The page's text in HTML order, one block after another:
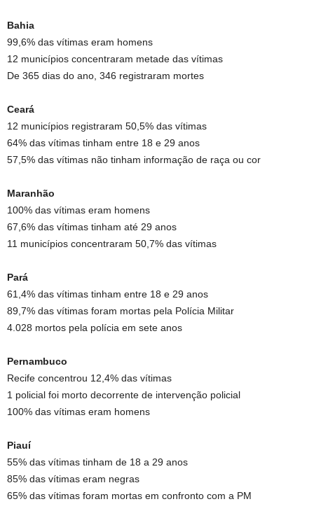
Bahia
99,6% das vítimas eram homens
12 municípios concentraram metade das vítimas
De 365 dias do ano, 346 registraram mortes
Ceará
12 municípios registraram 50,5% das vítimas
64% das vítimas tinham entre 18 e 29 anos
57,5% das vítimas não tinham informação de raça ou cor
Maranhão
100% das vítimas eram homens
67,6% das vítimas tinham até 29 anos
11 municípios concentraram 50,7% das vítimas
Pará
61,4% das vítimas tinham entre 18 e 29 anos
89,7% das vítimas foram mortas pela Polícia Militar
4.028 mortos pela polícia em sete anos
Pernambuco
Recife concentrou 12,4% das vítimas
1 policial foi morto decorrente de intervenção policial
100% das vítimas eram homens
Piauí
55% das vítimas tinham de 18 a 29 anos
85% das vítimas eram negras
65% das vítimas foram mortas em confronto com a PM